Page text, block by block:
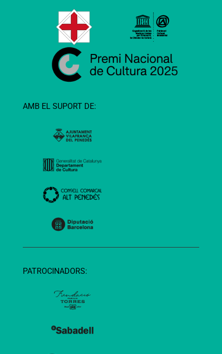
AMB EL SUPORT DE:
PATROCINADORS: